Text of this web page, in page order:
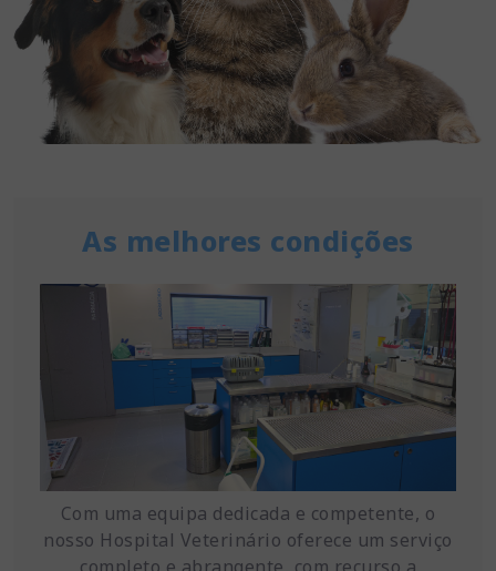
As melhores condições
Com uma equipa dedicada e competente, o
nosso Hospital Veterinário oferece um serviço